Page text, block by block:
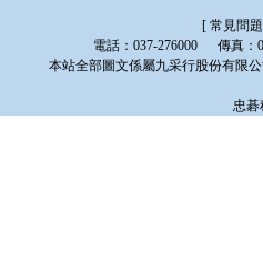
[ 常見問題
電話：037-276000 傳真：
本站全部圖文係屬九采行股份有限
忠碁